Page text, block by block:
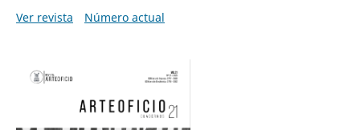
Ver revista
Número actual